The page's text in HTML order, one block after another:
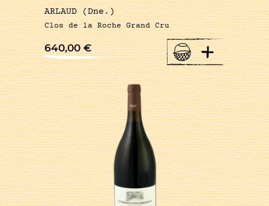
ARLAUD (Dne.)
Clos de la Roche Grand Cru
640,00€ +